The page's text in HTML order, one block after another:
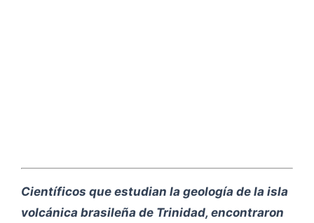
Científicos que estudian la geología de la isla
volcánica brasileña de Trinidad, encontraron